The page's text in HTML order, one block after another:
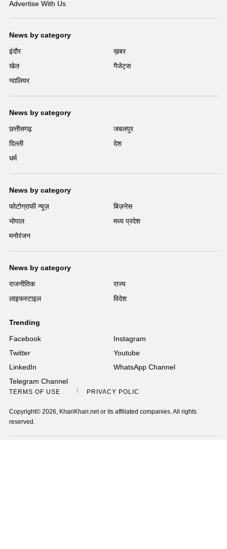
Advertise With Us
News by category
इंदौर
ख़बर
खेल
गैजेट्स
ग्वालियर
News by category
छत्तीसगढ़
जबलपुर
दिल्ली
देश
धर्म
News by category
फोटोग्राफी न्यूज़
बिज़नेस
भोपाल
मध्य प्रदेश
मनोरंजन
News by category
राजनीतिक
राज्य
लाइफस्टाइल
विदेश
Trending
Facebook
Instagram
Twitter
Youtube
LinkedIn
WhatsApp Channel
Telegram Channel
TERMS OF USE PRIVACY POLICY
Copyright© 2026, KhariKhari.net or its affiliated companies. All rights
reserved.